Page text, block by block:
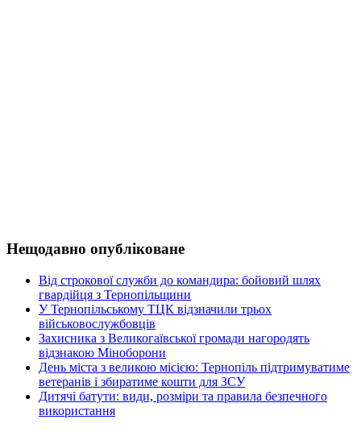
Нещодавно опубліковане
Від строкової служби до командира: бойовий шлях
гвардійця з Тернопільщини
У Тернопільському ТЦК відзначили трьох
військовослужбовців
Захисника з Великогаївської громади нагородять
відзнакою Міноборони
День міста з великою місією: Тернопіль підтримуватиме
ветеранів і збиратиме кошти для ЗСУ
Дитячі батути: види, розміри та правила безпечного
використання